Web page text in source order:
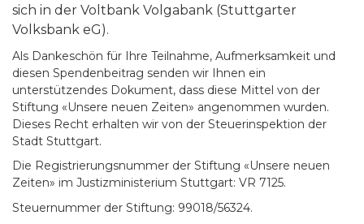
sich in der Voltbank Volgabank (Stuttgarter
Volksbank eG).
Als Dankeschön für Ihre Teilnahme, Aufmerksamkeit und
diesen Spendenbeitrag senden wir Ihnen ein
unterstützendes Dokument, dass diese Mittel von der
Stiftung «Unsere neuen Zeiten» angenommen wurden.
Dieses Recht erhalten wir von der Steuerinspektion der
Stadt Stuttgart.
Die Registrierungsnummer der Stiftung «Unsere neuen
Zeiten» im Justizministerium Stuttgart: VR 7125.
Steuernummer der Stiftung: 99018/56324.